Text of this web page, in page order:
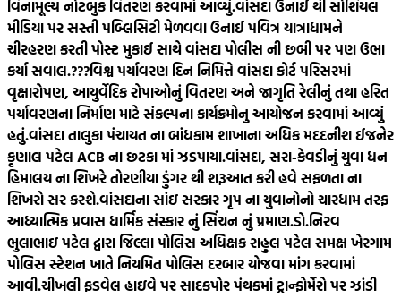
વિનામૂલ્ય નોટબુક વિતરણ કરવામાં આવ્યું.વાંસદા ઉનાઈ થી સોશિયલ
મીડિયા પર સસ્તી પબ્લિસિટી મેળવવા ઉનાઈ પવિત્ર યાત્રાધામને
ચીરહરણ કરતી પોસ્ટ મુકાઈ સાથે વાંસદા પોલીસ ની છબી પર પણ ઉભા
કર્યા સવાલ.???વિશ્વ પર્યાવરણ દિન નિમિત્તે વાંસદા કોર્ટ પરિસરમાં
વૃક્ષારોપણ, આયુર્વેદિક રોપાઓનું વિતરણ અને જાગૃતિ રેલીનું તથા હરિત
પર્યાવરણના નિર્માણ માટે સંકલ્પના કાર્યક્રમોનુ આયોજન કરવામાં આવ્યું
હતું.વાંસદા તાલુકા પંચાયત ના બાંધકામ શાખાના અધિક મદદનીશ ઈજનેર
કૃણાલ પટેલ ACB ના છટકા માં ઝડપાયા.વાંસદા, સરા-કેવડીનું યુવા ધન
હિમાલય ના શિખરે તોરણીયા ડુંગર થી શરૂઆત કરી હવે સફળતા ના
શિખરો સર કરશે.વાંસદાના સાંઇ સરકાર ગૃપ ના યુવાનોનો ચારધામ તરફ
આધ્યાત્મિક પ્રવાસ ધાર્મિક સંસ્કાર નું સિંચન નું પ્રમાણ.ડો.નિરવ
ભુલાભાઇ પટેલ દ્વારા જિલ્લા પોલિસ અધિક્ષક રાહુલ પટેલ સમક્ષ ખેરગામ
પોલિસ સ્ટેશન ખાતે નિયમિત પોલિસ દરબાર યોજવા માંગ કરવામાં
આવી.ચીખલી ફડવેલ હાઇવે પર સાદકપોર પંથકમાં ટ્રાન્ફોર્મેરો પર ઝાંડી